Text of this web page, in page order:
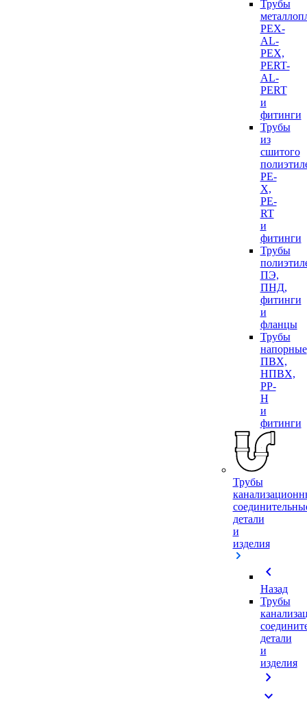
Трубы
PEX-
AL-
PEX,
PERT-
AL-
PERT
и
фитинги
Трубы
из
сшитого
PE-
X,
PE-
RT
и
фитинги
Трубы
ПЭ,
ПНД,
фитинги
и
фланцы
Трубы
напорные
ПВХ,
НПВХ,
PP-
H
и
фитинги
Трубы
детали
и
изделия
chevron_left
Назад
Трубы
детали
и
изделия
chevron_right
expand_more